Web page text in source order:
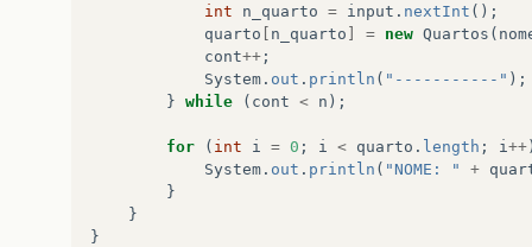
int
n_quarto = input . nextInt ();
quarto
n_quarto = new Quartos (
cont++ ;
System . out . println ( "-----------" );
} while ( cont < n );
for ( int i = 0 ; i < quarto . length ; i ++
System . out . println ( "NOME: " +
}
}
}